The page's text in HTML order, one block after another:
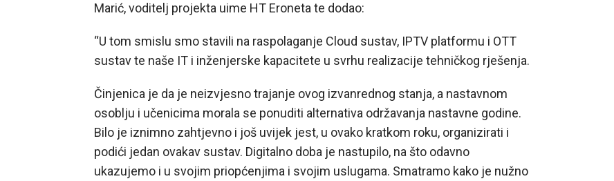
Marić, voditelj projekta uime HT Eroneta te dodao:
“U tom smislu smo stavili na raspolaganje Cloud sustav, IPTV platformu i OTT
sustav te naše IT i inženjerske kapacitete u svrhu realizacije tehničkog rješenja.
Činjenica je da je neizvjesno trajanje ovog izvanrednog stanja, a nastavnom
osoblju i učenicima morala se ponuditi alternativa održavanja nastavne godine.
Bilo je iznimno zahtjevno i još uvijek jest, u ovako kratkom roku, organizirati i
podići jedan ovakav sustav. Digitalno doba je nastupilo, na što odavno
ukazujemo i u svojim priopćenjima i svojim uslugama. Smatramo kako je nužno